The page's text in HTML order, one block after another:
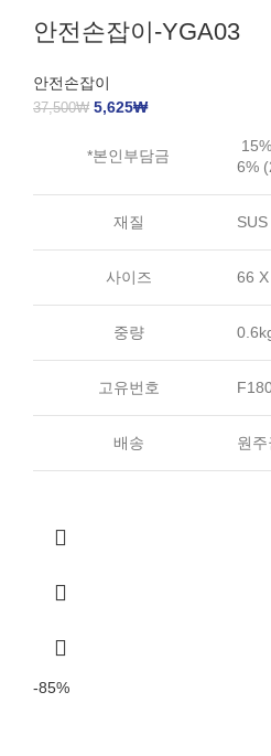
안전손잡이-YGA03
안전손잡이
37,500₩ 5,625₩
*본인부담금
6%
재질 SUS
사이즈 66
중량
고유번호
배송 원
-85%